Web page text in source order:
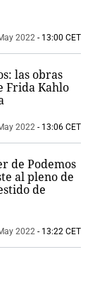
2022 - 13:00 CET
las obras
Frida Kahlo
2022 - 13:06 CET
de Podemos
al pleno de
de
2022 - 13:22 CET